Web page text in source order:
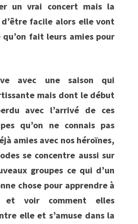
un vrai concert mais la
facile alors elle vont
qu’on fait leurs amies pour
avec une saison qui
mais dont le début
avec l’arrivé de ces
qu’on ne connais pas
amies avec nos héroïnes,
se concentre aussi sur
groupes ce qui d’un
chose pour apprendre à
et voir comment elles
elle et s’amuse dans la